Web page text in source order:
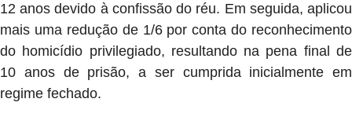
12 anos devido à confissão do réu. Em seguida, aplicou
mais uma redução de 1/6 por conta do reconhecimento
do homicídio privilegiado, resultando na pena final de
10 anos de prisão, a ser cumprida inicialmente em
regime fechado.